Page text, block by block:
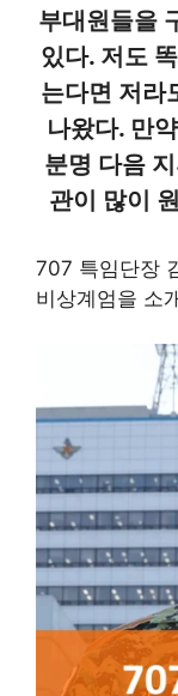
부대원들을
있다. 저도
는다면 저라
나왔다. 만
분명 다음
관이 많이
707 특임단장
비상계엄을 소